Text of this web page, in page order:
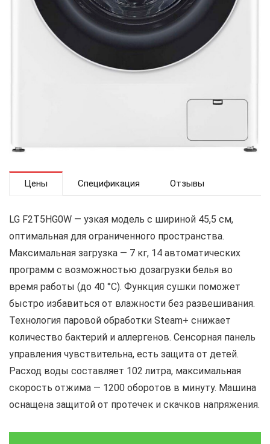
Цены Спецификация Отзывы
LG F2T5HG0W — узкая модель с шириной 45,5 см,
оптимальная для ограниченного пространства.
Максимальная загрузка — 7 кг, 14 автоматических
программ с возможностью дозагрузки белья во
время работы (до 40 °С). Функция сушки поможет
быстро избавиться от влажности без развешивания.
Технология паровой обработки Steam+ снижает
количество бактерий и аллергенов. Сенсорная панель
управления чувствительна, есть защита от детей.
Расход воды составляет 102 литра, максимальная
скорость отжима — 1200 оборотов в минуту. Машина
оснащена защитой от протечек и скачков напряжения.